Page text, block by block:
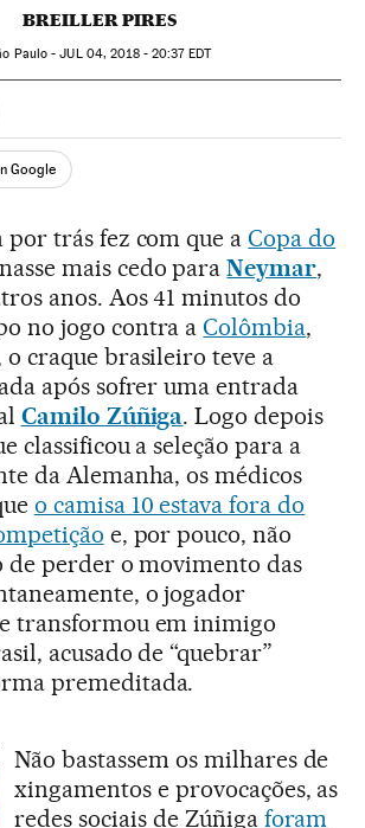
BREILLER PIRES
Paulo -JUL04, 2018 - 20:37EDT
Facebook
en TwitterRedes Sociales
Google
por trás fez com que aCopa do
mais cedo paraNeymar,
anos. Aos 41 minutos do
no jogo contra aColômbia,
o craque brasileiro teve a
após sofrer uma entrada
Camilo Zúñiga. Logo depois
classificou a seleção para a
da Alemanha, os médicos
o camisa 10 estava fora do
e, por pouco, não
de perder o movimento das
o jogador
transformou em inimigo
acusado de “quebrar”
premeditada.
Não bastassem os milhares de
xingamentos e provocações, as
redes sociais de Zúñiga foram